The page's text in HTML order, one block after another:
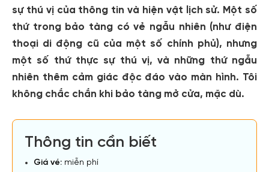
sự thú vị của thông tin và hiện vật lịch sử. Một số
thứ trong bảo tàng có vẻ ngẫu nhiên (như điện
thoại di động cũ của một số chính phủ), nhưng
một số thứ thực sự thú vị, và những thứ ngẫu
nhiên thêm cảm giác độc đáo vào màn hình. Tôi
không chắc chắn khi bảo tàng mở cửa, mặc dù.
Thông tin cần biết
Giá vé: miễn phí